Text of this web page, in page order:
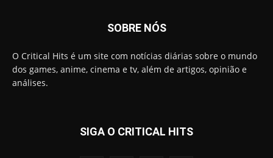
SOBRE NÓS
O Critical Hits é um site com notícias diárias sobre o mundo
dos games, anime, cinema e tv, além de artigos, opinião e
análises.
SIGA O CRITICAL HITS